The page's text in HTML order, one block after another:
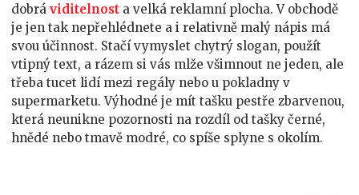
dobrá viditelnost a velká reklamní plocha. V obchodě
je jen tak nepřehlédnete a i relativně malý nápis má
svou účinnost. Stačí vymyslet chytrý slogan, použít
vtipný text, a rázem si vás mlže všimnout ne jeden, ale
třeba tucet lidí mezi regály nebo u pokladny v
supermarketu. Výhodné je mít tašku pestře zbarvenou,
která neunikne pozornosti na rozdíl od tašky černé,
hnědé nebo tmavě modré, co spíše splyne s okolím.